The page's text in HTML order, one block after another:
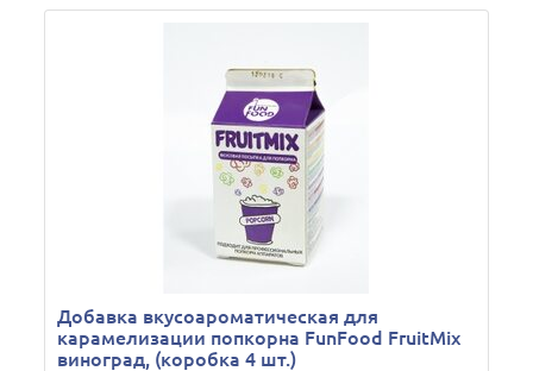
Добавка вкусоароматическая для
карамелизации попкорна FunFood FruitMix
виноград, (коробка 4 шт.)